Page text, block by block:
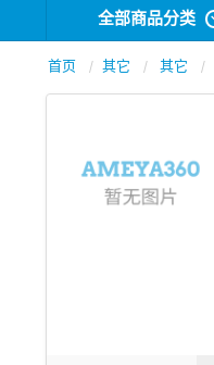
全部商品分类
首页 其它 其它